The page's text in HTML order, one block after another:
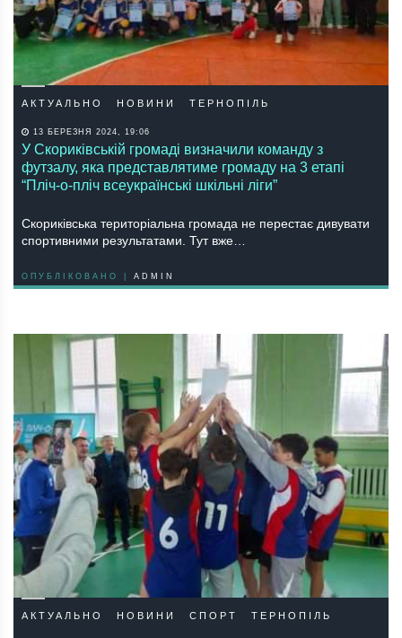
АКТУАЛЬНО НОВИНИ ТЕРНОПІЛЬ
13 БЕРЕЗНЯ 2024, 19:06
У Скориківській громаді визначили команду з
футзалу, яка представлятиме громаду на 3 етапі
“Пліч-о-пліч всеукраїнські шкільні ліги”
Скориківська територіальна громада не перестає дивувати
спортивними результатами. Тут вже…
ОПУБЛІКОВАНО | ADMIN
АКТУАЛЬНО НОВИНИ СПОРТ ТЕРНОПІЛЬ